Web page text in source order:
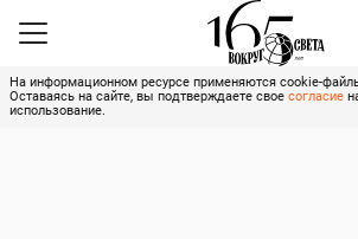
На информационном ресурсе применяются cookie-
Оставаясь на сайте, вы подтверждаете свое согласие
использование.